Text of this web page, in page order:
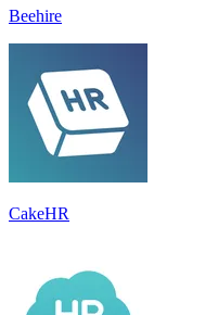
Beehire
CakeHR